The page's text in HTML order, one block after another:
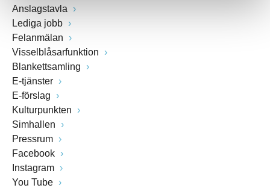
Anslagstavla
Lediga jobb
Felanmälan
Visselblåsarfunktion
Blankettsamling
E-tjänster
E-förslag
Kulturpunkten
Simhallen
Pressrum
Facebook
Instagram
You Tube